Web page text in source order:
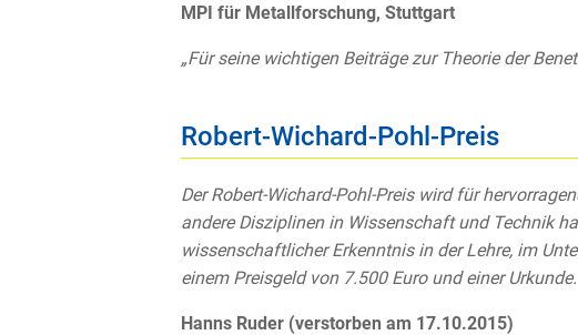
MPI für Metallforschung, Stuttgart
„Für seine wichtigen Beiträge zur Theorie der
Robert-Wichard-Pohl-Preis
Der Robert-Wichard-Pohl-Preis wird für
andere Disziplinen in Wissenschaft und Technik
wissenschaftlicher Erkenntnis in der Lehre, im
einem Preisgeld von 7.500 Euro und einer Urkunde.
Hanns Ruder (verstorben am 17.10.2015)